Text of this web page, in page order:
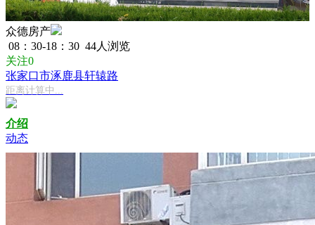
众德房产
08：30-18：30 44人浏览
关注0
张家口市涿鹿县轩辕路
距离计算中...
介绍
动态